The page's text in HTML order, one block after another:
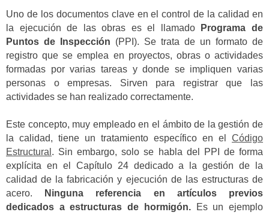
Uno de los documentos clave en el control de la calidad en
la ejecución de las obras es el llamado
Programa de
Puntos de Inspección (PPI). Se trata de un formato de
registro que se emplea en proyectos, obras o actividades
formadas por varias tareas y donde se impliquen varias
personas o empresas. Sirven para registrar que las
actividades se han realizado correctamente.
Este concepto, muy empleado en el ámbito de la gestión de
la calidad, tiene un tratamiento específico en el Código
Estructural . Sin embargo, solo se habla del PPI de forma
explícita en el Capítulo 24 dedicado a la gestión de la
calidad de la fabricación y ejecución de las estructuras de
acero.
Ninguna referencia en artículos previos
dedicados a estructuras de hormigón.Es un ejemplo